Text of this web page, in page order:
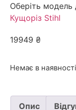
Оберіть модель
Кущоріз Stihl
19949 ₴
Немає в наявності
Опис